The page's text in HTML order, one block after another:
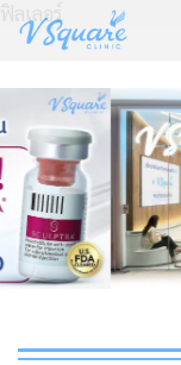
ฟิลเลอร์
to